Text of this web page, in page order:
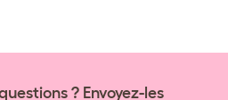
? Envoyez-les